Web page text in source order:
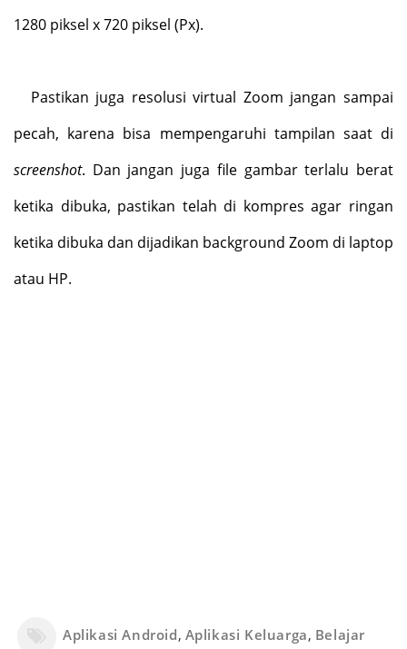
1280 piksel x 720 piksel (Px).
Pastikan juga resolusi virtual Zoom jangan sampai
pecah, karena bisa mempengaruhi tampilan saat di
screenshot. Dan jangan juga file gambar terlalu berat
ketika dibuka, pastikan telah di kompres agar ringan
ketika dibuka dan dijadikan background Zoom di laptop
atau HP.
Aplikasi Android, Aplikasi Keluarga, Belajar